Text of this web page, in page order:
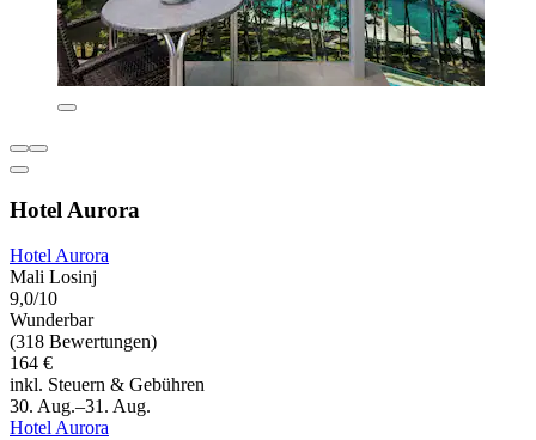
Hotel Aurora
Hotel Aurora
Mali Losinj
9,0/10
Wunderbar
(318 Bewertungen)
164 €
inkl. Steuern & Gebühren
30. Aug.–31. Aug.
Hotel Aurora